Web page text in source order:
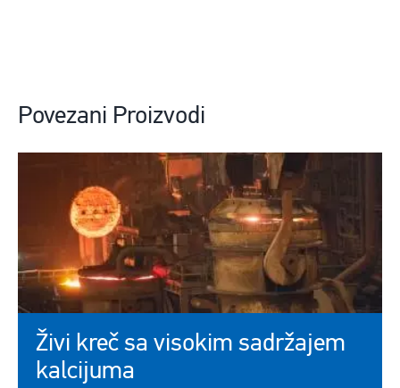
Povezani Proizvodi
Živi kreč sa visokim sadržajem
kalcijuma